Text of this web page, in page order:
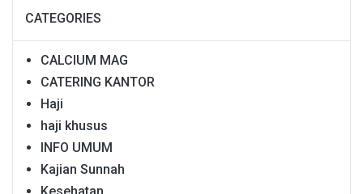
CATEGORIES
CALCIUM MAG
CATERING KANTOR
Haji
haji khusus
INFO UMUM
Kajian Sunnah
Kesehatan